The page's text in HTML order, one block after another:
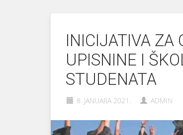
INICIJATIVA ZA
UPISNINE I
STUDENATA
8. JANUARA 2021. ADMIN